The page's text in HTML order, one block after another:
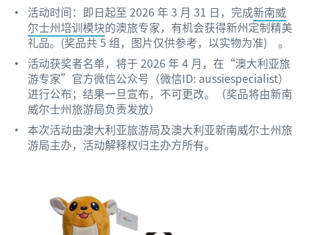
活动时间：即日起至 2026 年 3 月 31 日，完成新南威
尔士州培训模块的澳旅专家，有机会获得新州定制精美
礼品。(奖品共 5 组，图片仅供参考，以实物为准) 。
活动获奖者名单，将于 2026 年 4 月，在“澳大利亚旅
游专家”官方微信公众号（微信ID: aussiespecialist）
进行公布；结果一旦宣布，不可更改。（奖品将由新南
威尔士州旅游局负责发放）
本次活动由澳大利亚旅游局及澳大利亚新南威尔士州旅
游局主办，活动解释权归主办方所有。